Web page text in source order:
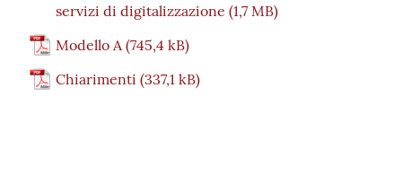
servizi di digitalizzazione
Modello A
Chiarimenti